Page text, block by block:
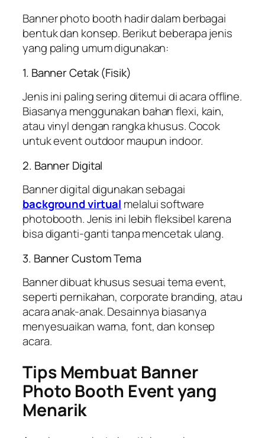
Banner photo booth hadir dalam berbagai
bentuk dan konsep. Berikut beberapa jenis
yang paling umum digunakan:
1. Banner Cetak (Fisik)
Jenis ini paling sering ditemui di acara offline.
Biasanya menggunakan bahan flexi, kain,
atau vinyl dengan rangka khusus. Cocok
untuk event outdoor maupun indoor.
2. Banner Digital
Banner digital digunakan sebagai
background virtual melalui software
photobooth. Jenis ini lebih fleksibel karena
bisa diganti-ganti tanpa mencetak ulang.
3. Banner Custom Tema
Banner dibuat khusus sesuai tema event,
seperti pernikahan, corporate branding, atau
acara anak-anak. Desainnya biasanya
menyesuaikan warna, font, dan konsep
acara.
Tips Membuat Banner
Photo Booth Event yang
Menarik